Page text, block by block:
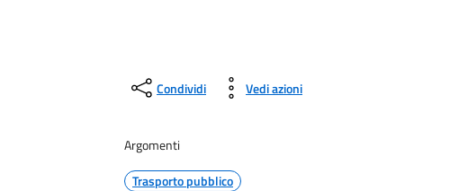
Condividi Vedi azioni
Argomenti
Trasporto pubblico